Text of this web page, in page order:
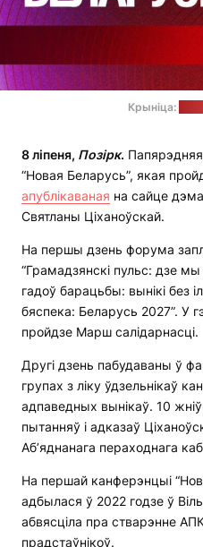
Крыніца:
8 ліпеня, Позірк.
“Новая Беларусь”, якая
апублікаваная на сайце
Святланы Ціханоўскай.
На першы дзень форума
“Грамадзянскі пульс: дзе мы
гадоў барацьбы: вынікі без
бяспека: Беларусь 2027”. У
пройдзе Марш салідарнасці.
Другі дзень пабудаваны ў
групах з ліку ўдзельнікаў
адпаведных вынікаў. 10
пытанняў і адказаў
Аб’яднанага пераходнага
На першай канферэнцыі
адбылася ў 2022 годзе ў
абвясціла пра стварэнне
прадстаўнікоў.